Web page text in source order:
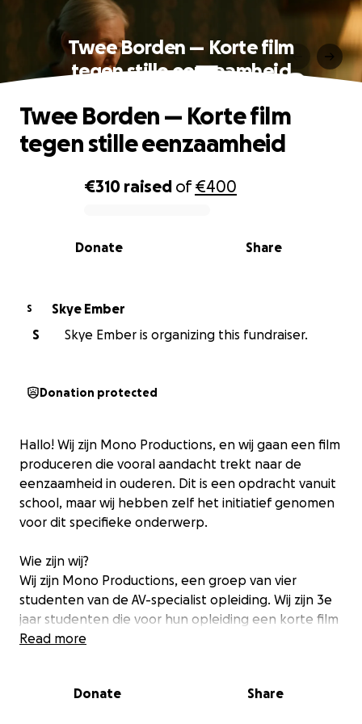
Twee Borden — Korte film
tegen stille eenzaamheid
0% complete
€310 raised of€400
Share
Donate
Twee Borden — Korte film
tegen stille eenzaamheid
S
Skye Ember
S
Skye Ember is organizing this fundraiser.
Donation protected
Hallo! Wij zijn Mono Productions, en wij gaan een film
produceren die vooral aandacht trekt naar de
eenzaamheid in ouderen. Dit is een opdracht vanuit
school, maar wij hebben zelf het initiatief genomen
voor dit specifieke onderwerp.
Wie zijn wij?
Wij zijn Mono Productions, een groep van vier
studenten van de AV-specialist opleiding. Wij zijn 3e
jaar studenten die voor hun opleiding een korte film
moeten maken en regisseren.
Onze film gaat over een oma die vastzit in haar oude
Read more
Donate Share